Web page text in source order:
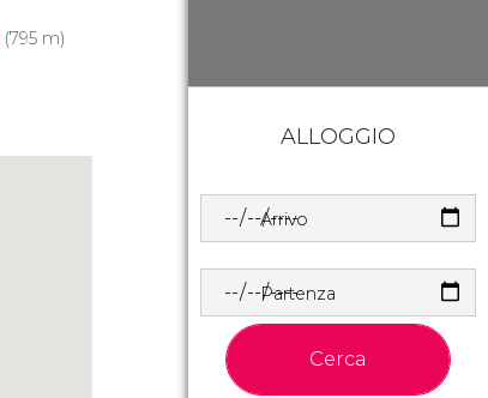
(795 m)
ALLOGGIO
Arrivo
Partenza
Cerca